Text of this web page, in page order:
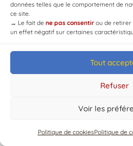
données telles que le comportement de
ce site.
→ Le fait de ne pas consentir ou de retirer
un effet négatif sur certaines
Tout
Refuser
Voir les
Politique de cookiesPolitique de
© Mairie de Chaource [2004-
Developed by